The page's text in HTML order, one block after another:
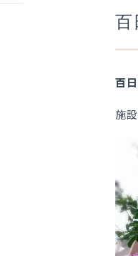
百
百
施